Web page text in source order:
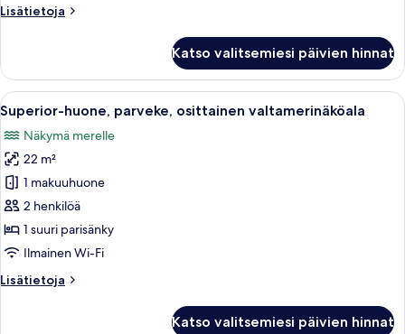
Lisätietoja
Lisätietoja
osittainen
valtamerinäköala
Katso valitsemiesi päivien hinnat
Avaa
kaikki
huonetyypin
Superior-
huone,
parveke,
osittainen
valtamerinäköala
Hotellihuone, jossa on sänky,
4
Superior-huone, parveke, osittainen valtamerinäköala
Näkymä merelle
22 m²
1 makuuhuone
2 henkilöä
1 suuri parisänky
Ilmainen Wi-Fi
Lisätietoja
Lisätietoja
Katso valitsemiesi päivien hinnat